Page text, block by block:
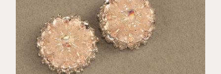
18,00